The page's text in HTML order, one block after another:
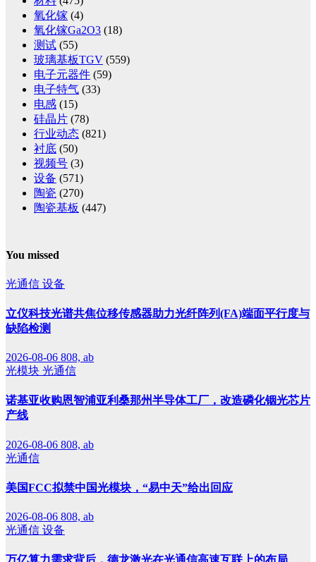
氧化镓 (4)
氧化镓Ga2O3 (18)
测试 (55)
玻璃基板TGV (559)
电子元器件 (59)
电子特气 (33)
电感 (15)
硅晶片 (78)
行业动态 (821)
衬底 (50)
视频号 (3)
设备 (571)
陶瓷 (270)
陶瓷基板 (447)
You missed
光通信 设备
立仪科技光谱共焦位移传感器助力光纤阵列(FA)端面平行度与
缺陷检测
2026-08-06 808, ab
光模块 光通信
诺基亚收购恩智浦亚利桑那州半导体工厂，改造磷化铟光芯片
产线
2026-08-06 808, ab
光通信
美国FCC拟禁中国光模块，“易中天”给出回应
2026-08-06 808, ab
光通信 设备